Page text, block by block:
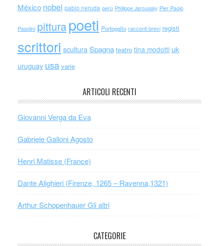
México nobel pablo neruda perù Philippe Jaroussky Pier Paolo
Pasolini pitturapoeti Portogallo racconti brevi registi
scrittori scultura Spagna teatro tina modotti uk
uruguay usa varie
ARTICOLI RECENTI
Giovanni Verga da Eva
Gabriele Galloni Agosto
Henri Matisse (France)
Dante Alighieri (Firenze, 1265 – Ravenna,1321)
Arthur Schopenhauer Gli altri
CATEGORIE